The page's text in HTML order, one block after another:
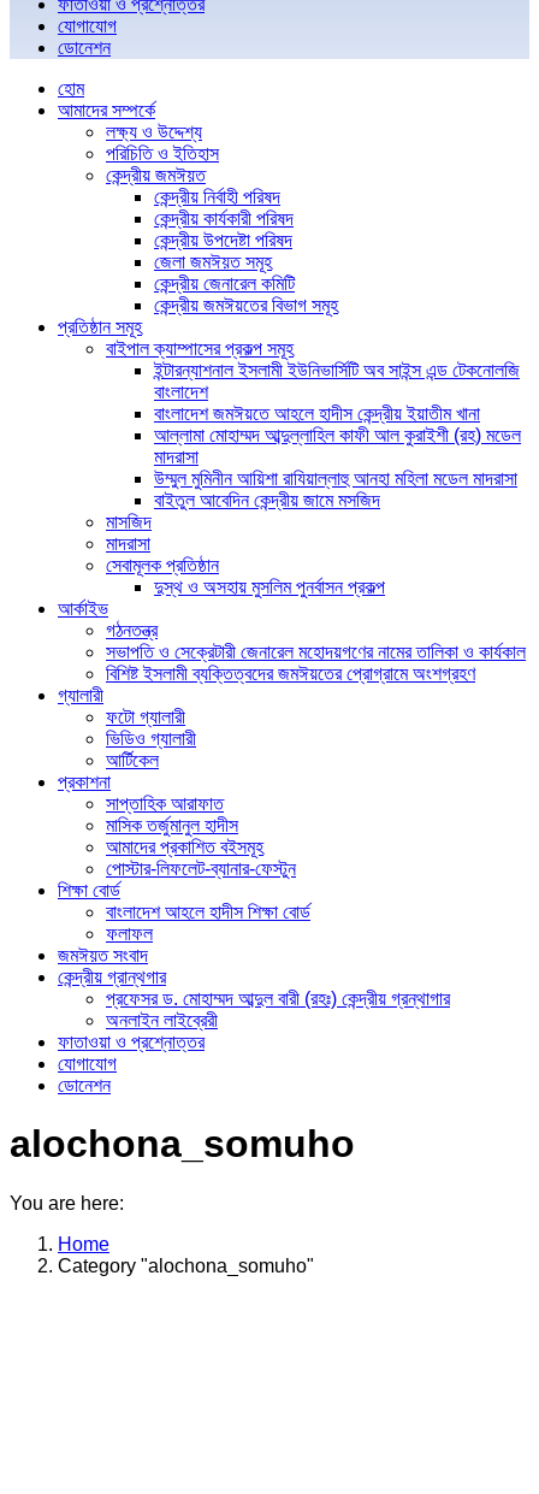
ফাতাওয়া ও প্রশ্নোত্তর
যোগাযোগ
ডোনেশন
হোম
আমাদের সম্পর্কে
লক্ষ্য ও উদ্দেশ্য
পরিচিতি ও ইতিহাস
কেন্দ্রীয় জমঈয়ত
কেন্দ্রীয় নির্বাহী পরিষদ
কেন্দ্রীয় কার্যকারী পরিষদ
কেন্দ্রীয় উপদেষ্টা পরিষদ
জেলা জমঈয়ত সমূহ
কেন্দ্রীয় জেনারেল কমিটি
কেন্দ্রীয় জমঈয়তের বিভাগ সমূহ
প্রতিষ্ঠান সমূহ
বাইপাল ক্যাম্পাসের প্রকল্প সমূহ
ইন্টারন্যাশনাল ইসলামী ইউনিভার্সিটি অব সাইন্স এন্ড টেকনোলজি
বাংলাদেশ
বাংলাদেশ জমঈয়তে আহলে হাদীস কেন্দ্রীয় ইয়াতীম খানা
আল্লামা মোহাম্মদ আব্দুল্লাহিল কাফী আল কুরাইশী (রহ) মডেল
মাদরাসা
উম্মুল মুমিনীন আয়িশা রাযিয়াল্লাহু আনহা মহিলা মডেল মাদরাসা
বাইতুল আবেদিন কেন্দ্রীয় জামে মসজিদ
মাসজিদ
মাদরাসা
সেবামূলক প্রতিষ্ঠান
দুস্থ ও অসহায় মুসলিম পুনর্বাসন প্রকল্প
আর্কাইভ
গঠনতন্ত্র
সভাপতি ও সেক্রেটারী জেনারেল মহোদয়গণের নামের তালিকা ও কার্যকাল
বিশিষ্ট ইসলামী ব্যক্তিত্বদের জমঈয়তের প্রোগ্রামে অংশগ্রহণ
গ্যালারী
ফটো গ্যালারী
ভিডিও গ্যালারী
আর্টিকেল
প্রকাশনা
সাপ্তাহিক আরাফাত
মাসিক তর্জুমানুল হাদীস
আমাদের প্রকাশিত বইসমূহ
পোস্টার-লিফলেট-ব্যানার-ফেস্টুন
শিক্ষা বোর্ড
বাংলাদেশ আহলে হাদীস শিক্ষা বোর্ড
ফলাফল
জমঈয়ত সংবাদ
কেন্দ্রীয় গ্রান্থগার
প্রফেসর ড. মোহাম্মদ আব্দুল বারী (রহঃ) কেন্দ্রীয় গ্রন্থাগার
অনলাইন লাইব্রেরী
ফাতাওয়া ও প্রশ্নোত্তর
যোগাযোগ
ডোনেশন
alochona_somuho
You are here:
Home
Category "alochona_somuho"